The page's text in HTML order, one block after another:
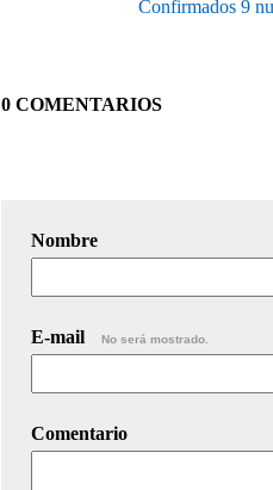
Confirmados 9
0 COMENTARIOS
Nombre
E-mail No será mostrado.
Comentario